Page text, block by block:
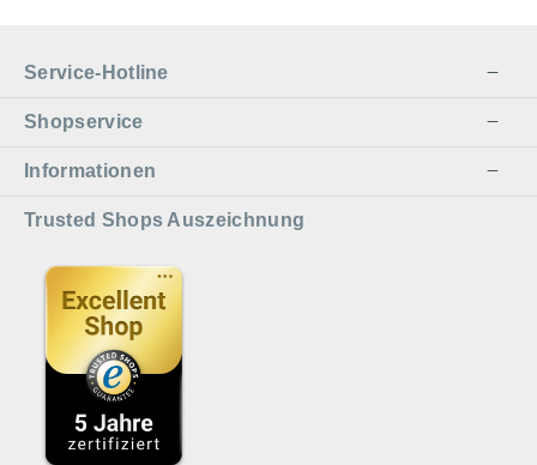
Service-Hotline
Shopservice
Informationen
Trusted Shops Auszeichnung